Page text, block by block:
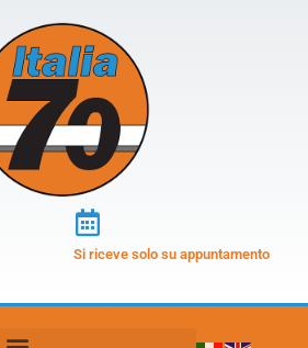
Si riceve solo su appuntamento